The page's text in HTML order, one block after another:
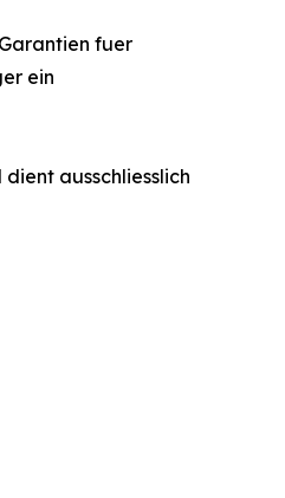
fuer
ein
ausschliesslich